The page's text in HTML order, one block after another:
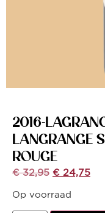
2016-
LANGRANGE
ROUGE
€32,95 € 24,75
Op voorraad